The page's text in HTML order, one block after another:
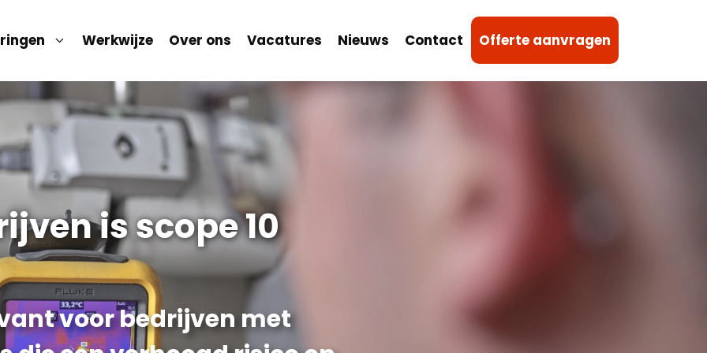
Werkwijze Over ons Vacatures Nieuws Contact Offerte aanvragen
is scope 10
voor bedrijven met